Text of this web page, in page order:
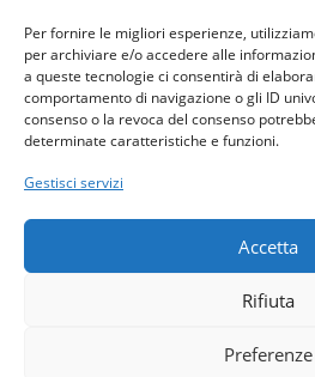
Per fornire le migliori esperienze,
per archiviare e/o accedere alle
a queste tecnologie ci consentirà di
comportamento di navigazione o gli ID
consenso o la revoca del consenso
determinate caratteristiche e funzioni.
Gestisci servizi
Accetta
Rifiuta
Preferenze
Help desk
Guida rapida